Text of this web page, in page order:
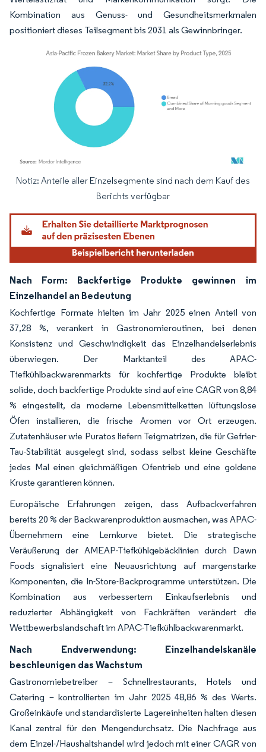
Kombination aus Genuss- und Gesundheitsmerkmalen
positioniert dieses Teilsegment bis 2031 als Gewinnbringer.
Bild © Mordor Intelligence. Wiederverwendung erfordert Namensnennung
Notiz: Anteile aller Einzelsegmente sind nach dem Kauf des
Berichts verfügbar
Nach Form: Backfertige Produkte gewinnen im
Einzelhandel an Bedeutung
Kochfertige Formate hielten im Jahr 2025 einen Anteil von
37,28 %, verankert in Gastronomieroutinen, bei denen
Konsistenz und Geschwindigkeit das Einzelhandelserlebnis
überwiegen. Der Marktanteil des APAC-
Tiefkühlbackwarenmarkts für kochfertige Produkte bleibt
solide, doch backfertige Produkte sind auf eine CAGR von 8,84
% eingestellt, da moderne Lebensmittelketten lüftungslose
Öfen installieren, die frische Aromen vor Ort erzeugen.
Zutatenhäuser wie Puratos liefern Teigmatrizen, die für Gefrier-
Tau-Stabilität ausgelegt sind, sodass selbst kleine Geschäfte
jedes Mal einen gleichmäßigen Ofentrieb und eine goldene
Kruste garantieren können.
Europäische Erfahrungen zeigen, dass Aufbackverfahren
bereits 20 % der Backwarenproduktion ausmachen, was APAC-
Übernehmern eine Lernkurve bietet. Die strategische
Veräußerung der AMEAP-Tiefkühlgebäcklinien durch Dawn
Foods signalisiert eine Neuausrichtung auf margenstarke
Komponenten, die In-Store-Backprogramme unterstützen. Die
Kombination aus verbessertem Einkaufserlebnis und
reduzierter Abhängigkeit von Fachkräften verändert die
Wettbewerbslandschaft im APAC-Tiefkühlbackwarenmarkt.
Nach Endverwendung: Einzelhandelskanäle
beschleunigen das Wachstum
Gastronomiebetreiber – Schnellrestaurants, Hotels und
Catering – kontrollierten im Jahr 2025 48,86 % des Werts.
Großeinkäufe und standardisierte Lagereinheiten halten diesen
Kanal zentral für den Mengendurchsatz. Die Nachfrage aus
dem Einzel-/Haushaltshandel wird jedoch mit einer CAGR von